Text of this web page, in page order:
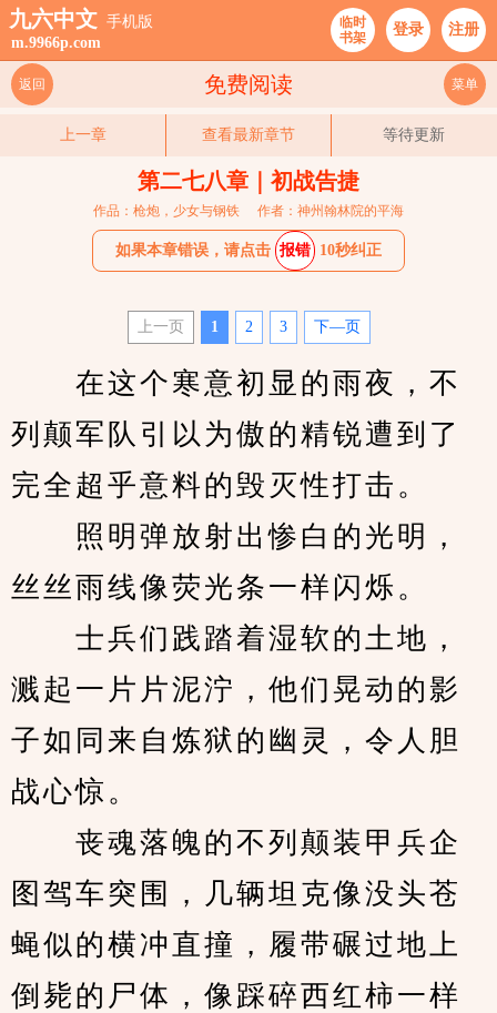
九六中文 手机版
m.9966p.com
临时
书架
登录 注册
免费阅读
返回 菜单
上一章 查看最新章节 等待更新
第二七八章｜初战告捷
作品：枪炮，少女与钢铁 作者：神州翰林院的平海
如果本章错误，请点击 报错 10秒纠正
上一页 1 2 3 下—页
在这个寒意初显的雨夜，不
列颠军队引以为傲的精锐遭到了
完全超乎意料的毁灭性打击。
照明弹放射出惨白的光明，
丝丝雨线像荧光条一样闪烁。
士兵们践踏着湿软的土地，
溅起一片片泥泞，他们晃动的影
子如同来自炼狱的幽灵，令人胆
战心惊。
丧魂落魄的不列颠装甲兵企
图驾车突围，几辆坦克像没头苍
蝇似的横冲直撞，履带碾过地上
倒毙的尸体，像踩碎西红柿一样